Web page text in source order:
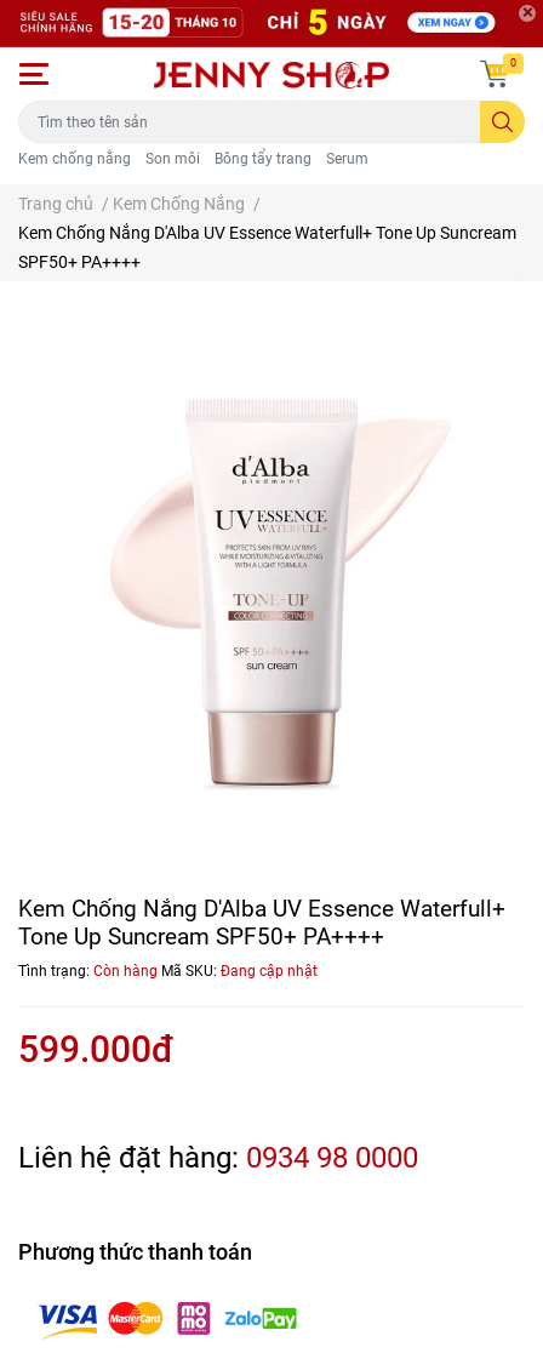
Kem chống nắng Son môi Bông tẩy trang Serum
0
Trang chủ / Kem Chống Nắng /
Kem Chống Nắng D'Alba UV Essence Waterfull+ Tone Up Suncream
SPF50+ PA++++
Kem Chống Nắng D'Alba UV Essence Waterfull+
Tone Up Suncream SPF50+ PA++++
Tình trạng: Còn hàng Mã SKU: Đang cập nhật
599.000đ
Liên hệ đặt hàng: 0934 98 0000
Phương thức thanh toán